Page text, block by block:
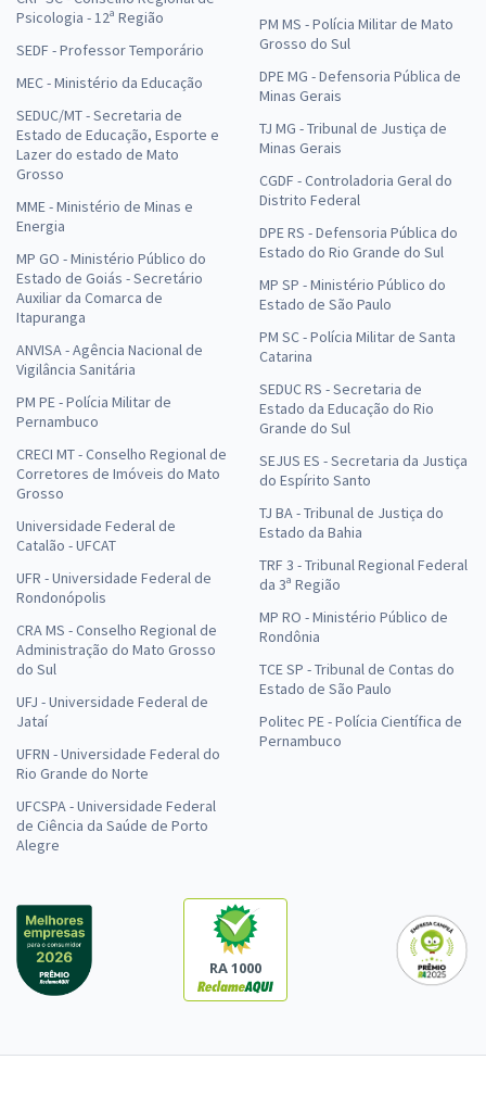
Psicologia - 12ª Região
SEDF - Professor Temporário
MEC - Ministério da Educação
SEDUC/MT - Secretaria de
Estado de Educação, Esporte e
Lazer do estado de Mato
Grosso
MME - Ministério de Minas e
Energia
MP GO - Ministério Público do
Estado de Goiás - Secretário
Auxiliar da Comarca de
Itapuranga
ANVISA - Agência Nacional de
Vigilância Sanitária
PM PE - Polícia Militar de
Pernambuco
CRECI MT - Conselho Regional de
Corretores de Imóveis do Mato
Grosso
Universidade Federal de
Catalão - UFCAT
UFR - Universidade Federal de
Rondonópolis
CRA MS - Conselho Regional de
Administração do Mato Grosso
do Sul
UFJ - Universidade Federal de
Jataí
UFRN - Universidade Federal do
Rio Grande do Norte
UFCSPA - Universidade Federal
de Ciência da Saúde de Porto
Alegre
PM MS - Polícia Militar de Mato
Grosso do Sul
DPE MG - Defensoria Pública de
Minas Gerais
TJ MG - Tribunal de Justiça de
Minas Gerais
CGDF - Controladoria Geral do
Distrito Federal
DPE RS - Defensoria Pública do
Estado do Rio Grande do Sul
MP SP - Ministério Público do
Estado de São Paulo
PM SC - Polícia Militar de Santa
Catarina
SEDUC RS - Secretaria de
Estado da Educação do Rio
Grande do Sul
SEJUS ES - Secretaria da Justiça
do Espírito Santo
TJ BA - Tribunal de Justiça do
Estado da Bahia
TRF 3 - Tribunal Regional Federal
da 3ª Região
MP RO - Ministério Público de
Rondônia
TCE SP - Tribunal de Contas do
Estado de São Paulo
Politec PE - Polícia Científica de
Pernambuco
RA 1000